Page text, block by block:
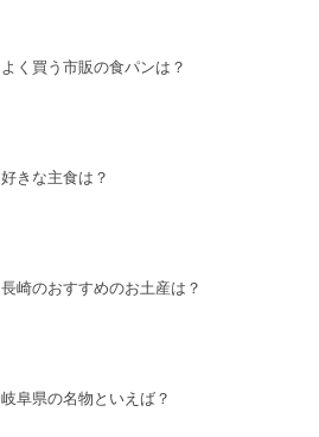
よく買う市販の食パンは？
好きな主食は？
長崎のおすすめのお土産は？
岐阜県の名物といえば？